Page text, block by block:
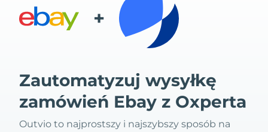
+
Zautomatyzuj wysyłkę
zamówień Ebay z Oxperta
Outvio to najprostszy i najszybszy sposób na